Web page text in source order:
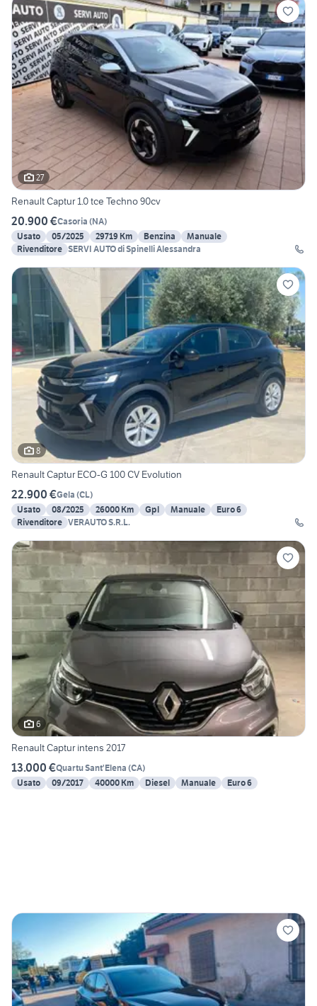
27
Renault Captur 1.0 tce Techno 90cv
20.900 €Casoria (NA)
Usato
05/2025 29719 Km Benzina
Manuale
Rivenditore SERVI AUTO di Spinelli Alessandra
8
Renault Captur ECO-G 100 CV Evolution
22.900 €Gela (CL)
Usato
08/2025 26000 Km Gpl Manuale
Euro 6
Rivenditore VERAUTO S.R.L.
6
Renault Captur intens 2017
13.000 €Quartu Sant'Elena (CA)
Usato
09/2017 40000 Km Diesel Manuale Euro 6